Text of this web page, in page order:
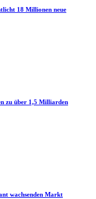
18 Millionen neue
zu über 1,5 Milliarden
wachsenden Markt